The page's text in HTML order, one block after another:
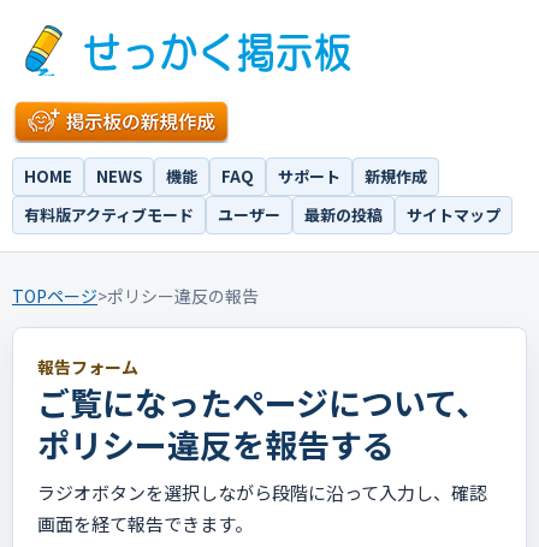
HOME NEWS 機能 FAQ サポート
新規作成
有料版アクティブモード
ユーザー 最新の投稿 サイトマップ
TOPページ>ポリシー違反の報告
報告フォーム
ご覧になったページについて、
ポリシー違反を報告する
ラジオボタンを選択しながら段階に沿って入力し、確認
画面を経て報告できます。